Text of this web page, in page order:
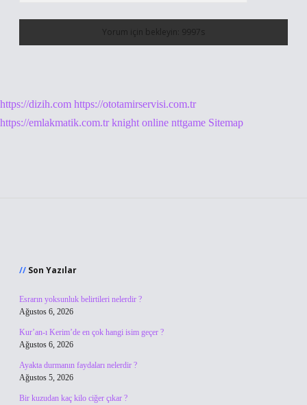
https://dizih.com https://ototamirservisi.com.tr
https://emlakmatik.com.tr knight online nttgame Sitemap
Son Yazılar
Esrarın yoksunluk belirtileri nelerdir ?
Ağustos 6, 2026
Kur’an-ı Kerim’de en çok hangi isim geçer ?
Ağustos 6, 2026
Ayakta durmanın faydaları nelerdir ?
Ağustos 5, 2026
Bir kuzudan kaç kilo ciğer çıkar ?